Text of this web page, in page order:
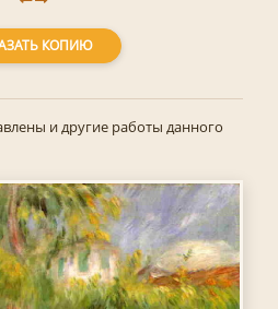
КОПИЮ
и другие работы данного